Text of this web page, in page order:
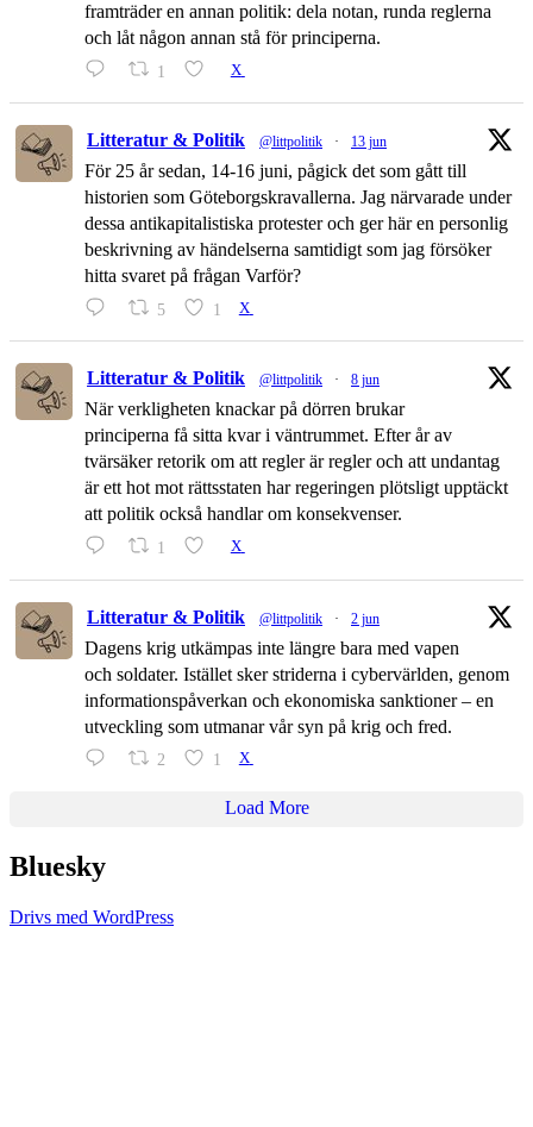
framträder en annan politik: dela notan, runda reglerna
och låt någon annan stå för principerna.
1 X
Litteratur & Politik @littpolitik · 13 jun
För 25 år sedan, 14-16 juni, pågick det som gått till
historien som Göteborgskravallerna. Jag närvarade under
dessa antikapitalistiska protester och ger här en personlig
beskrivning av händelserna samtidigt som jag försöker
hitta svaret på frågan Varför?
5 1 X
Litteratur & Politik @littpolitik · 8 jun
När verkligheten knackar på dörren brukar
principerna få sitta kvar i väntrummet. Efter år av
tvärsäker retorik om att regler är regler och att undantag
är ett hot mot rättsstaten har regeringen plötsligt upptäckt
att politik också handlar om konsekvenser.
1 X
Litteratur & Politik @littpolitik · 2 jun
Dagens krig utkämpas inte längre bara med vapen
och soldater. Istället sker striderna i cybervärlden, genom
informationspåverkan och ekonomiska sanktioner – en
utveckling som utmanar vår syn på krig och fred.
2 1 X
Load More
Bluesky
Drivs med WordPress